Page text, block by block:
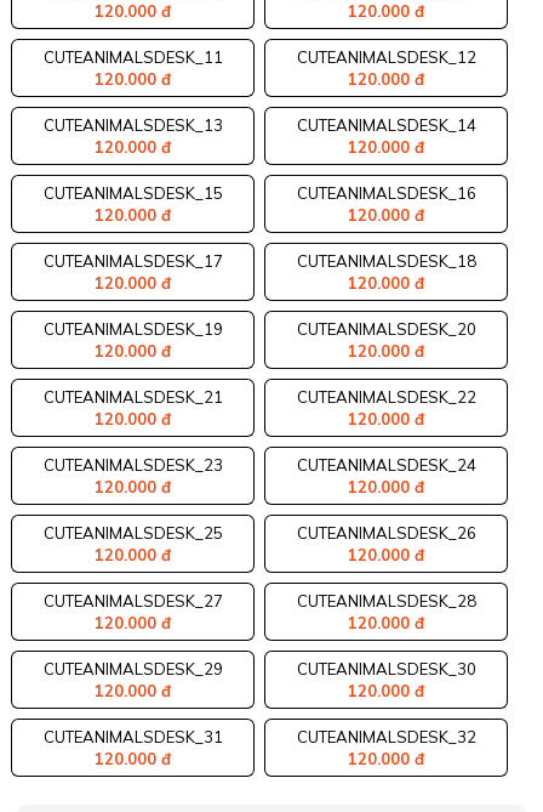
120.000 đ
120.000 đ
CUTEANIMALSDESK_11
120.000 đ
CUTEANIMALSDESK_12
120.000 đ
CUTEANIMALSDESK_13
120.000 đ
CUTEANIMALSDESK_14
120.000 đ
CUTEANIMALSDESK_15
120.000 đ
CUTEANIMALSDESK_16
120.000 đ
CUTEANIMALSDESK_17
120.000 đ
CUTEANIMALSDESK_18
120.000 đ
CUTEANIMALSDESK_19
120.000 đ
CUTEANIMALSDESK_20
120.000 đ
CUTEANIMALSDESK_21
120.000 đ
CUTEANIMALSDESK_22
120.000 đ
CUTEANIMALSDESK_23
120.000 đ
CUTEANIMALSDESK_24
120.000 đ
CUTEANIMALSDESK_25
120.000 đ
CUTEANIMALSDESK_26
120.000 đ
CUTEANIMALSDESK_27
120.000 đ
CUTEANIMALSDESK_28
120.000 đ
CUTEANIMALSDESK_29
120.000 đ
CUTEANIMALSDESK_30
120.000 đ
CUTEANIMALSDESK_31
120.000 đ
CUTEANIMALSDESK_32
120.000 đ